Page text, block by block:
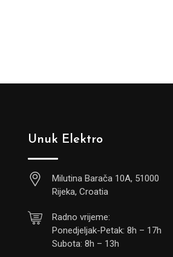
Unuk Elektro
Milutina Barača 10A, 51000
Rijeka, Croatia
Radno vrijeme:
Ponedjeljak-Petak: 8h – 17h
Subota: 8h – 13h